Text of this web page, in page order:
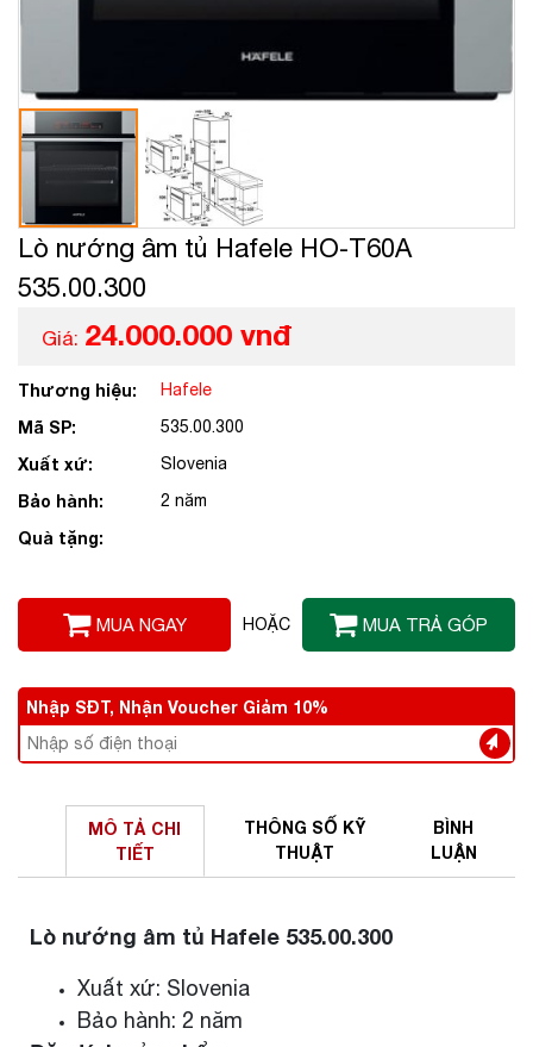
Lò nướng âm tủ Hafele HO-T60A
535.00.300
Giá: 24.000.000 vnđ
Thương hiệu: Hafele
Mã SP: 535.00.300
Xuất xứ: Slovenia
Bảo hành: 2 năm
Quà tặng:
MUA NGAY HOẶC MUA TRẢ GÓP
Nhập SĐT, Nhận Voucher Giảm 10%
MÔ TẢ CHI
TIẾT
THÔNG SỐ KỸ
THUẬT
BÌNH
LUẬN
Lò nướng âm tủ Hafele 535.00.300
Xuất xứ: Slovenia
Bảo hành: 2 năm